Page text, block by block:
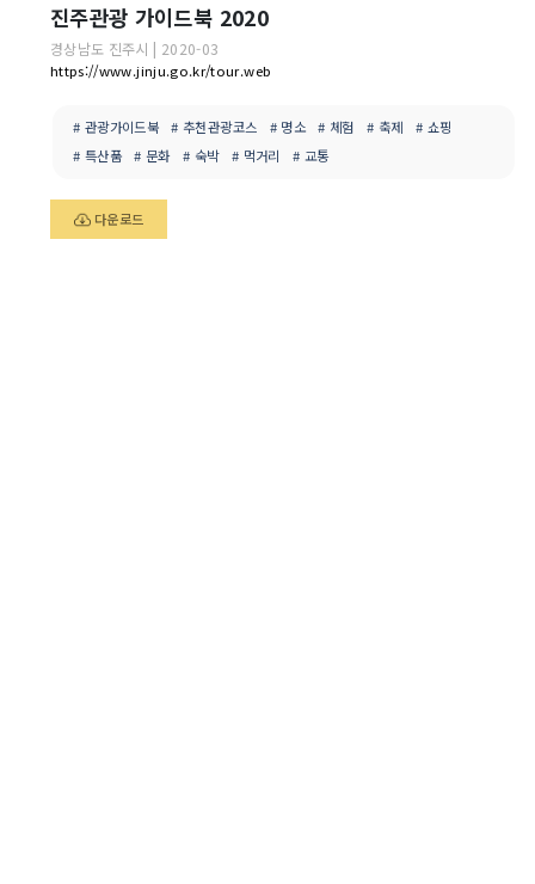
진주관광 가이드북 2020
경상남도 진주시 | 2020-03
https://www.jinju.go.kr/tour.web
# 관광가이드북 # 추천관광코스 # 명소 # 체험 # 축제
# 쇼핑
# 특산품
# 문화 # 숙박 # 먹거리 # 교통
다운로드